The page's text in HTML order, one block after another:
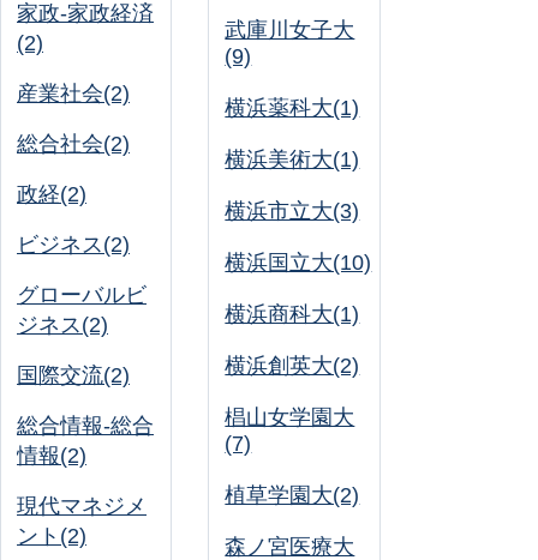
家政-家政経済
(2)
産業社会(2)
総合社会(2)
政経(2)
ビジネス(2)
グローバルビ
ジネス(2)
国際交流(2)
総合情報-総合
情報(2)
現代マネジメ
ント(2)
武庫川女子大
(9)
横浜薬科大(1)
横浜美術大(1)
横浜市立大(3)
横浜国立大(10)
横浜商科大(1)
横浜創英大(2)
椙山女学園大
(7)
植草学園大(2)
森ノ宮医療大